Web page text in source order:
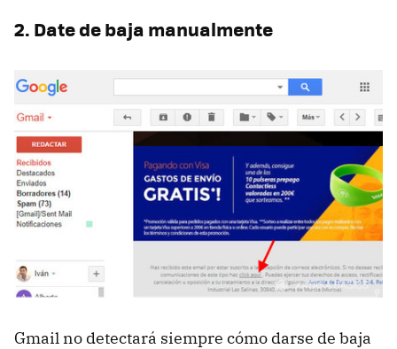
2. Date de baja manualmente
Gmail no detectará siempre cómo darse de baja